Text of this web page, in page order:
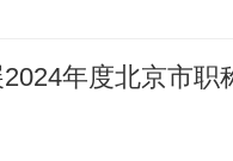
年度北京市职